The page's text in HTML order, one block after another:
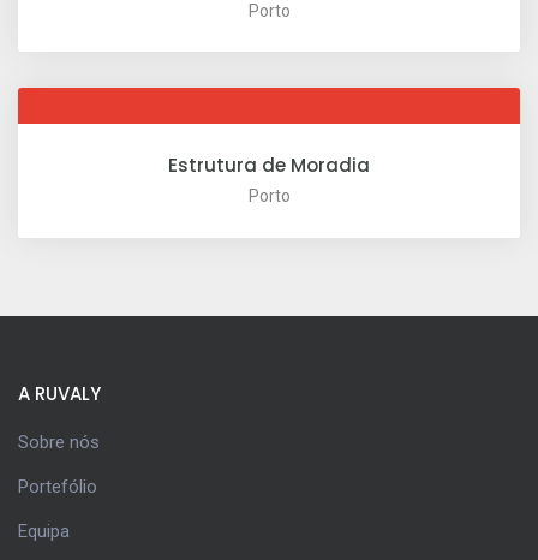
Porto
Estrutura de Moradia
Porto
A RUVALY
Sobre nós
Portefólio
Equipa